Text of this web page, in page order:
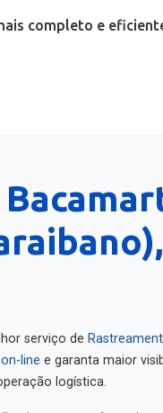
completo e
serviço de
line e garanta maior
logística.